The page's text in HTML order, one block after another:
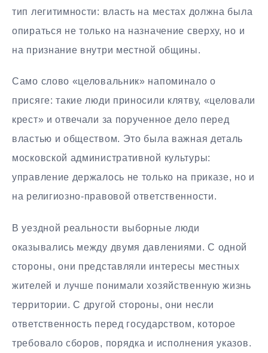
тип легитимности: власть на местах должна была
опираться не только на назначение сверху, но и
на признание внутри местной общины.
Само слово «целовальник» напоминало о
присяге: такие люди приносили клятву, «целовали
крест» и отвечали за порученное дело перед
властью и обществом. Это была важная деталь
московской административной культуры:
управление держалось не только на приказе, но и
на религиозно-правовой ответственности.
В уездной реальности выборные люди
оказывались между двумя давлениями. С одной
стороны, они представляли интересы местных
жителей и лучше понимали хозяйственную жизнь
территории. С другой стороны, они несли
ответственность перед государством, которое
требовало сборов, порядка и исполнения указов.